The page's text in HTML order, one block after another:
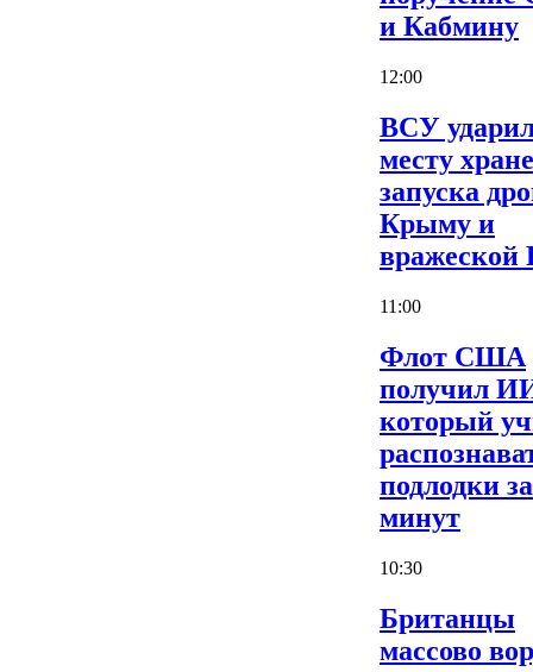
и Кабмину
12:00
ВСУ
месту
запуска
Крыму и
вражеской
11:00
Флот США
получил
который
подлодки
минут
10:30
Британцы
массово